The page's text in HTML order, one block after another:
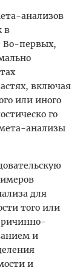
анализов
в
Во-первых,
включая
или иного
го
анализы
для
того или
и
и